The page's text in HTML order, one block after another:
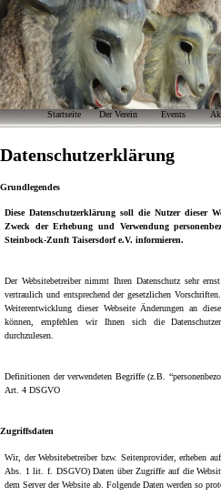
Navigation
überspringen
Startseite Der Verein
Zunftrat
Ehrenmitglieder
Satzung
Narrenmarsch
Events
Datenschutzerklärung
Grundlegendes
Diese Datenschutzerklärung soll die Nutzer dieser
Zweck der Erhebung und Verwendung
Steinbock-Zunft Taisersdorf e.V. informieren.
Der Websitebetreiber nimmt Ihren Datenschutz sehr
vertraulich und entsprechend der gesetzlichen
Weiterentwicklung dieser Webseite Änderungen an
können, empfehlen wir Ihnen sich die
durchzulesen.
Definitionen der verwendeten Begriffe (z.B.
Art. 4 DSGVO
Zugriffsdaten
Wir, der Websitebetreiber bzw. Seitenprovider, erheben
Abs. 1 lit. f. DSGVO) Daten über Zugriffe auf die
dem Server der Website ab. Folgende Daten werden so